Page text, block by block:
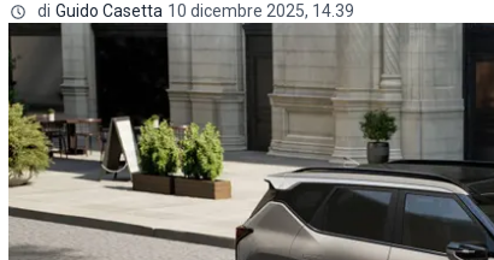
di Guido Casetta 10 dicembre 2025, 14.39